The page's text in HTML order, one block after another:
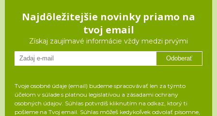
Najdôležitejšie novinky priamo na
tvoj email
Získaj zaujímavé informácie vždy medzi prvými
Odoberať
Tvoje osobné údaje (email) budeme spracovávať len za týmto
účelom v súlade s platnou legislatívou a zásadami ochrany
osobných údajov. Súhlas potvrdíš kliknutím na odkaz, ktorý ti
pošleme na Tvoj email. Súhlas môžeš kedykoľvek odvolať písomne,